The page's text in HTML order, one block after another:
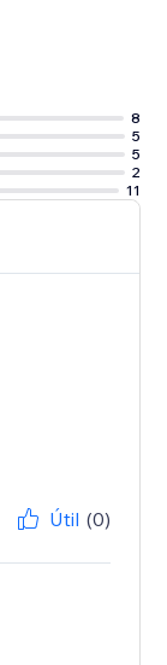
8
5
5
2
11
Útil (0)